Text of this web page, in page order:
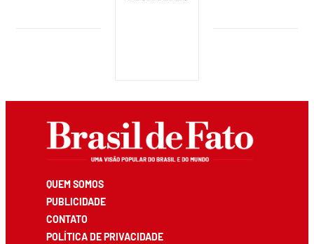
QUEM SOMOS
PUBLICIDADE
CONTATO
POLÍTICA DE PRIVACIDADE